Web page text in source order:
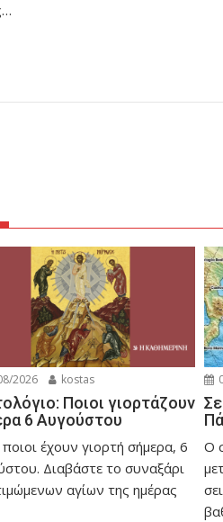
2026 kostas
Ποιοι γιορτάζουν
6 Αυγούστου
ποιοι έχουν γιορτή σήμερα, 6
Διαβάστε το συναξάρι
αγίων της ημέρας
Ο